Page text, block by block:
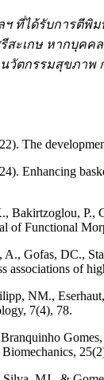
ฯ ที่ได้รับการตีพิ
สะเกษ หากบุค
วัตกรรมสุขภา
The
Enhancing
Bakirtzoglou, P.,
of Functional
Gofas, DC.,
associations of
NM.,
7(4), 78.